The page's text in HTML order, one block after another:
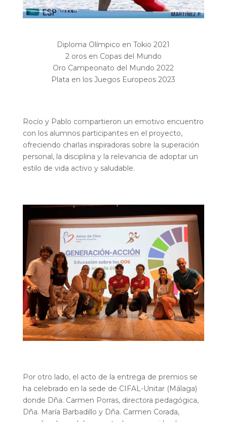
Diploma Olímpico en Tokio 2021
2 oros en Copas del Mundo
Oro Campeonato del Mundo 2022
Plata en los Juegos Europeos 2023
Rocío y Pablo compartieron un emotivo encuentro
con los alumnos participantes en el proyecto,
ofreciendo charlas inspiradoras sobre la superación
personal, la disciplina y la relevancia de adoptar un
estilo de vida activo y saludable.
Por otro lado, el acto de la entrega de premios se
ha celebrado en la sede de CIFAL-Unitar (Málaga)
donde Dña. Carmen Porras, directora pedagógica,
Dña. María Barbadillo y Dña. Carmen Corada,